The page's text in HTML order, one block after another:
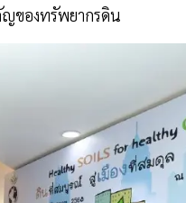
ญของทรัพยากรดิน